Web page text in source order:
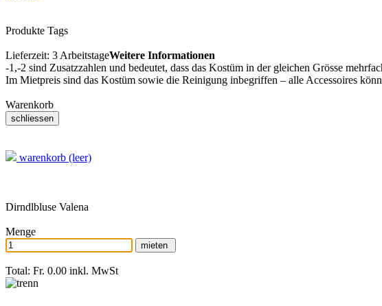
Produkte Tags
Lieferzeit: 3 ArbeitstageWeitere Informationen
-1,-2 sind Zusatzzahlen und bedeutet, dass das Kostüm in der gleichen Grösse
Im Mietpreis sind das Kostüm sowie die Reinigung inbegriffen – alle Accessoires
Warenkorb
warenkorb (leer)
Dirndlbluse Valena
Menge
Total: Fr. 0.00 inkl. MwSt